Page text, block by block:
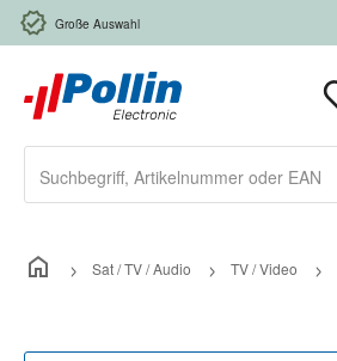
Zum Hauptinhalt springen
Große Auswahl
Sat / TV / Audio TV / Video